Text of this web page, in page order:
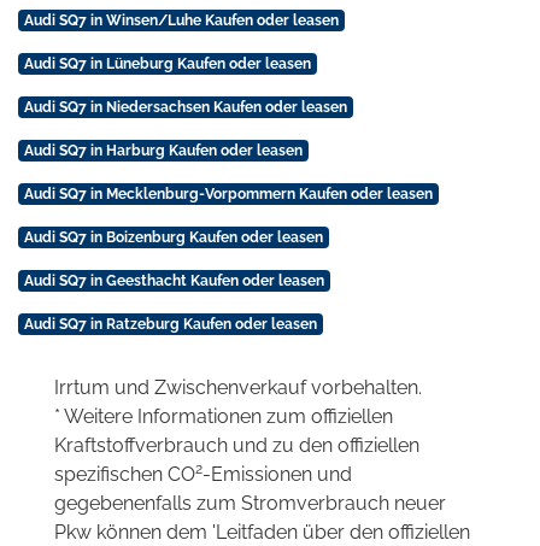
Audi SQ7 in Winsen/Luhe Kaufen oder leasen
Audi SQ7 in Lüneburg Kaufen oder leasen
Audi SQ7 in Niedersachsen Kaufen oder leasen
Audi SQ7 in Harburg Kaufen oder leasen
Audi SQ7 in Mecklenburg-Vorpommern Kaufen oder leasen
Audi SQ7 in Boizenburg Kaufen oder leasen
Audi SQ7 in Geesthacht Kaufen oder leasen
Audi SQ7 in Ratzeburg Kaufen oder leasen
Irrtum und Zwischenverkauf vorbehalten.
* Weitere Informationen zum offiziellen
Kraftstoffverbrauch und zu den offiziellen
spezifischen CO2-Emissionen und
gegebenenfalls zum Stromverbrauch neuer
Pkw können dem 'Leitfaden über den offiziellen